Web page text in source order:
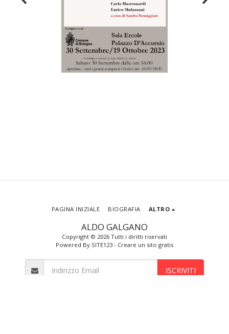
ALDO GALGANO
Copyright © 2026 Tutti i diritti riservati
Powered By SITE123 - Creare un sito gratis
PAGINA INIZIALE BIOGRAFIA ALTRO
ISCRIVITI